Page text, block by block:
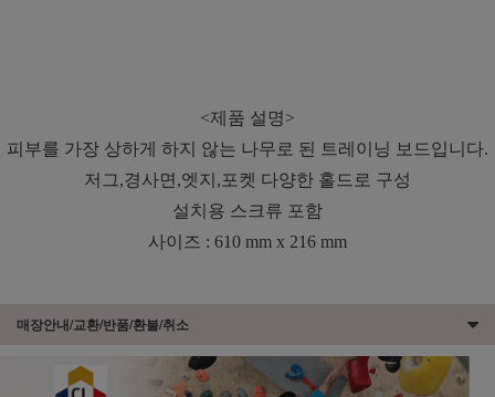
<제품 설명>
피부를 가장 상하게 하지 않는 나무로 된 트레이닝 보드입니다.
저그,경사면,엣지,포켓 다양한 홀드로 구성
설치용 스크류 포함
사이즈 : 610 mm x 216 mm
매장안내/교환/반품/환불/취소